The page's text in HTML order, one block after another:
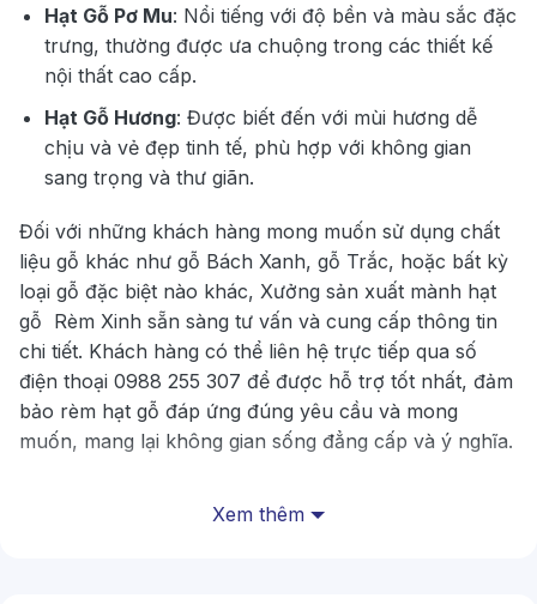
Hạt Gỗ Pơ Mu: Nổi tiếng với độ bền và màu sắc đặc
trưng, thường được ưa chuộng trong các thiết kế
nội thất cao cấp.
Hạt Gỗ Hương: Được biết đến với mùi hương dễ
chịu và vẻ đẹp tinh tế, phù hợp với không gian
sang trọng và thư giãn.
Đối với những khách hàng mong muốn sử dụng chất
liệu gỗ khác như gỗ Bách Xanh, gỗ Trắc, hoặc bất kỳ
loại gỗ đặc biệt nào khác, Xưởng sản xuất mành hạt
gỗ Rèm Xinh sẵn sàng tư vấn và cung cấp thông tin
chi tiết. Khách hàng có thể liên hệ trực tiếp qua số
điện thoại 0988 255 307 để được hỗ trợ tốt nhất, đảm
bảo rèm hạt gỗ đáp ứng đúng yêu cầu và mong
muốn, mang lại không gian sống đẳng cấp và ý nghĩa.
Xem thêm